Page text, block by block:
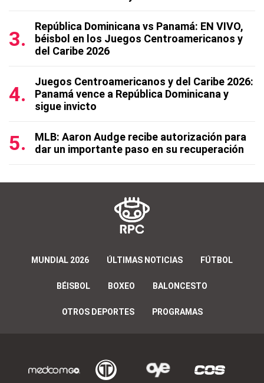
República Dominicana vs Panamá: EN VIVO,
béisbol en los Juegos Centroamericanos y
del Caribe 2026
Juegos Centroamericanos y del Caribe 2026:
Panamá vence a República Dominicana y
sigue invicto
MLB: Aaron Audge recibe autorización para
dar un importante paso en su recuperación
MUNDIAL 2026 ÚLTIMAS NOTICIAS FÚTBOL
BÉISBOL BOXEO BALONCESTO
OTROS DEPORTES PROGRAMAS